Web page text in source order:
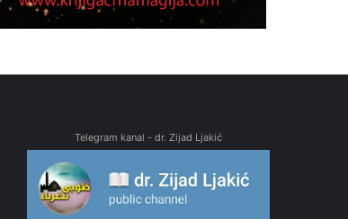
Telegram kanal - dr. Zijad Ljakić